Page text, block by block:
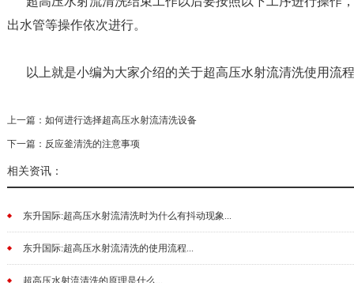
出水管等操作依次进行。
以上就是小编为大家介绍的关于超高压水射流清洗使用流
上一篇： 如何进行选择超高压水射流清洗设备
下一篇： 反应釜清洗的注意事项
相关资讯：
东升国际:超高压水射流清洗时为什么有抖动现象...
东升国际:超高压水射流清洗的使用流程...
超高压水射流清洗的原理是什么...